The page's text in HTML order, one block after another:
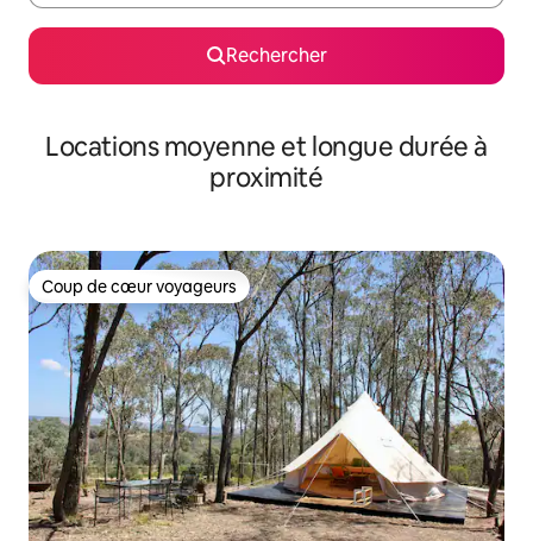
Rechercher
Locations moyenne et longue durée à
proximité
Coup de cœur voyageurs
Coup de cœur voyageurs